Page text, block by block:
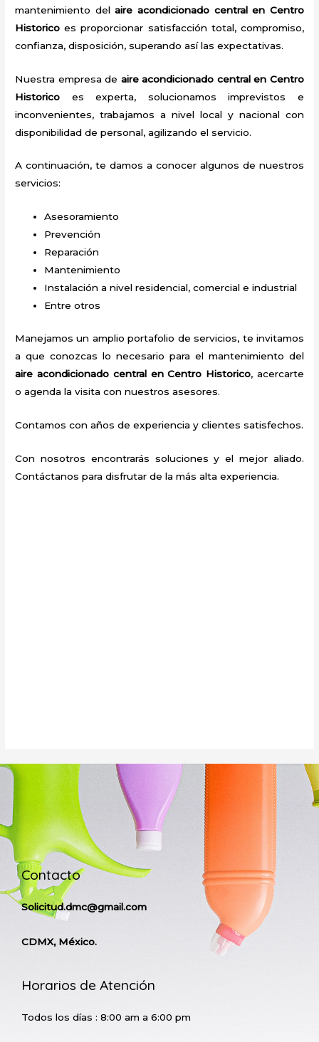
mantenimiento delaire acondicionado central en Centro
Historico es proporcionar satisfacción total, compromiso,
confianza, disposición, superando así las expectativas.
Nuestra empresa de aire acondicionado central en Centro
Historico es experta, solucionamos imprevistos e
inconvenientes, trabajamos a nivel local y nacional con
disponibilidad de personal, agilizando el servicio.
A continuación, te damos a conocer algunos de nuestros
servicios:
Asesoramiento
Prevención
Reparación
Mantenimiento
Instalación a nivel residencial, comercial e industrial
Entre otros
Manejamos un amplio portafolio de servicios, te invitamos
a que conozcas lo necesario para el mantenimiento del
aire acondicionado central en Centro Historico, acercarte
o agenda la visita con nuestros asesores.
Contamos con años de experiencia y clientes satisfechos.
Con nosotros encontrarás soluciones y el mejor aliado.
Contáctanos para disfrutar de la más alta experiencia.
Contacto
Solicitud.dmc@gmail.com
CDMX, México.
Horarios de Atención
Todos los días : 8:00 am a 6:00 pm